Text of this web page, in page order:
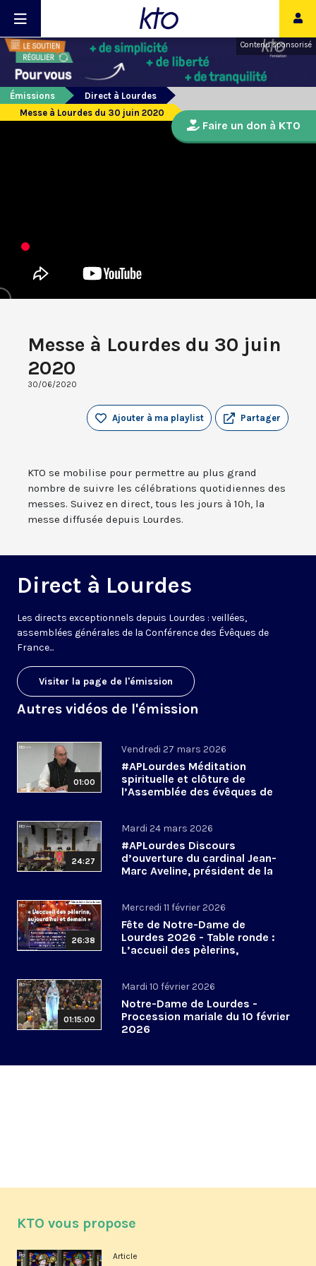
Contenu sponsorisé
Émissions
Direct à Lourdes
Messe à Lourdes du 30 juin 2020
Messe à Lourdes du 30 juin
2020
30/06/2020
Partager
Ajouter à ma playlist
KTO se mobilise pour permettre au plus grand
nombre de suivre les célébrations quotidiennes des
messes. Suivez en direct, tous les jours à 10h, la
messe diffusée depuis Lourdes.
Direct à Lourdes
Les directs exceptionnels depuis Lourdes : veillées,
assemblées générales de la Conférence des Évêques de
France...
Visiter la page de l'émission
Autres vidéos de l'émission
01:00
Vendredi 27 mars 2026
#APLourdes Méditation
spirituelle et clôture de
l’Assemblée des évêques de
24:27
Mardi 24 mars 2026
#APLourdes Discours
d’ouverture du cardinal Jean-
Marc Aveline, président de la
26:38
Mercredi 11 février 2026
Fête de Notre-Dame de
Lourdes 2026 - Table ronde :
L’accueil des pèlerins,
01:15:00
Mardi 10 février 2026
Notre-Dame de Lourdes -
Procession mariale du 10 février
2026
Faire un don à KTO
KTO vous propose
Article